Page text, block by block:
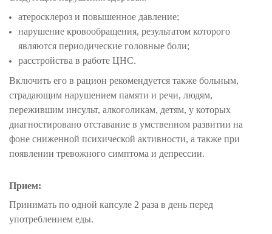
атеросклероз и повышенное давление;
нарушение кровообращения, результатом которого
являются периодические головные боли;
расстройства в работе ЦНС.
Включить его в рацион рекомендуется также больным,
страдающим нарушением памяти и речи, людям,
пережившим инсульт, алкоголикам, детям, у которых
диагностировано отставание в умственном развитии на
фоне сниженной психической активности, а также при
появлении тревожного симптома и депрессии.
Прием:
Принимать по одной капсуле 2 раза в день перед
употреблением еды.